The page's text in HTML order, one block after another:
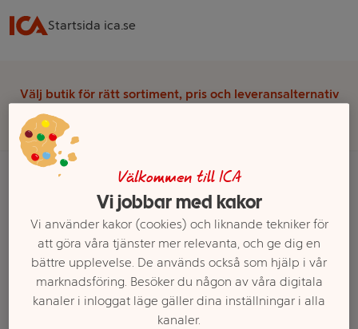
Startsida ica.se
Välj butik för rätt sortiment, pris och leveransalternativ
Ett exempel på onlinesortiment visas.
Produkter från Jules Destrooper
Välkommen till ICA
Vi jobbar med kakor
Vi använder kakor (cookies) och liknande tekniker för
att göra våra tjänster mer relevanta, och ge dig en
bättre upplevelse. De används också som hjälp i vår
marknadsföring. Besöker du någon av våra digitala
kanaler i inloggat läge gäller dina inställningar i alla
kanaler.